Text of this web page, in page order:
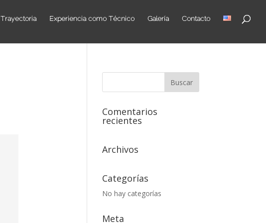
Trayectoria Experiencia como Técnico Galería Contacto
Comentarios
recientes
Archivos
Categorías
No hay categorías
Meta